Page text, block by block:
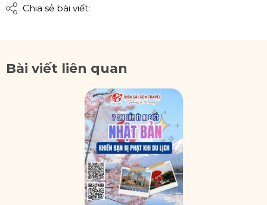
Chia sẻ bài viết:
Bài viết liên quan